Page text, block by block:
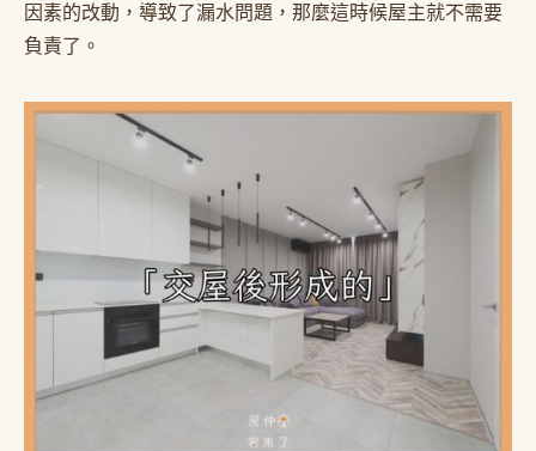
因素的改動，導致了漏水問題，那麼這時候屋主就不需要
負責了。